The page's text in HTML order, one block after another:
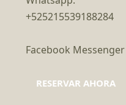
+525215539188284
Facebook Messenger
RESERVAR AHORA